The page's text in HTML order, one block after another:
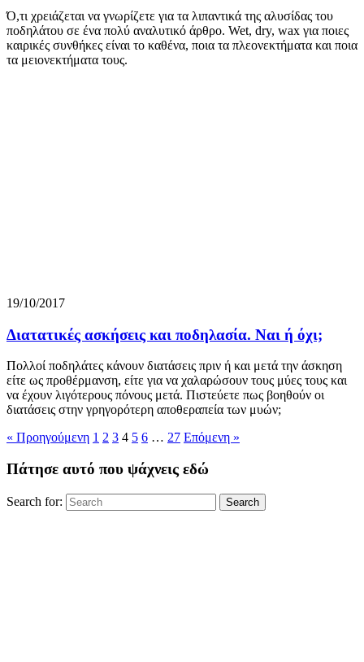
Ό,τι χρειάζεται να γνωρίζετε για τα λιπαντικά της αλυσίδας του
ποδηλάτου σε ένα πολύ αναλυτικό άρθρο. Wet, dry, wax για ποιες
καιρικές συνθήκες είναι το καθένα, ποια τα πλεονεκτήματα και ποια
τα μειονεκτήματα τους.
19/10/2017
Διατατικές ασκήσεις και ποδηλασία. Ναι ή όχι;
Πολλοί ποδηλάτες κάνουν διατάσεις πριν ή και μετά την άσκηση
είτε ως προθέρμανση, είτε για να χαλαρώσουν τους μύες τους και
να έχουν λιγότερους πόνους μετά. Πιστεύετε πως βοηθούν οι
διατάσεις στην γρηγορότερη αποθεραπεία των μυών;
« Προηγούμενη 1 2 3 4 5 6 … 27 Επόμενη »
Πάτησε αυτό που ψάχνεις εδώ
Search for: Search